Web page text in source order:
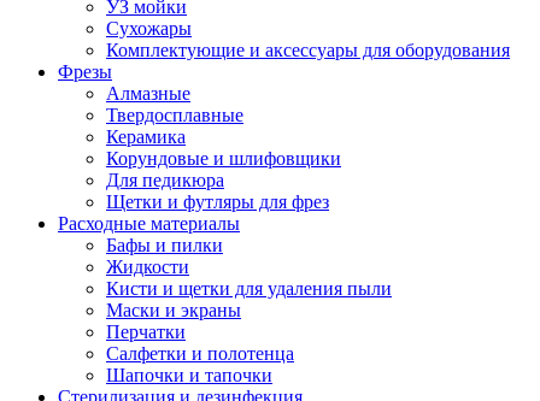
УЗ мойки
Сухожары
Комплектующие и аксессуары для оборудования
Фрезы
Алмазные
Твердосплавные
Керамика
Корундовые и шлифовщики
Для педикюра
Щетки и футляры для фрез
Расходные материалы
Бафы и пилки
Жидкости
Кисти и щетки для удаления пыли
Маски и экраны
Перчатки
Салфетки и полотенца
Шапочки и тапочки